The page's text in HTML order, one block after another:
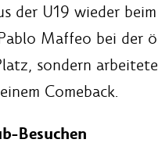
der U19 wieder
Maffeo bei der
sondern
Comeback.
Besuchen